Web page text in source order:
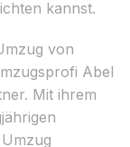
kannst.
von
Abel
Mit ihrem